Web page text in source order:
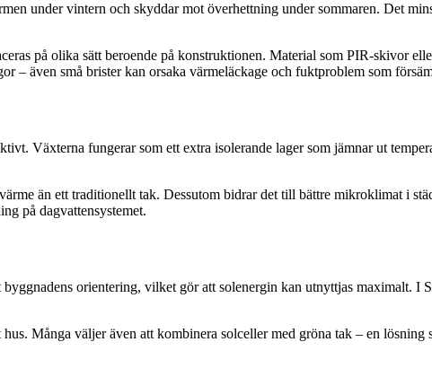
under vintern och skyddar mot överhettning under sommaren. Det
på olika sätt beroende på konstruktionen. Material som PIR-skivor
även små brister kan orsaka värmeläckage och fuktproblem som
Växterna fungerar som ett extra isolerande lager som jämnar ut
än ett traditionellt tak. Dessutom bidrar det till bättre mikroklimat i
på dagvattensystemet.
orientering, vilket gör att solenergin kan utnyttjas maximalt. I
Många väljer även att kombinera solceller med gröna tak – en